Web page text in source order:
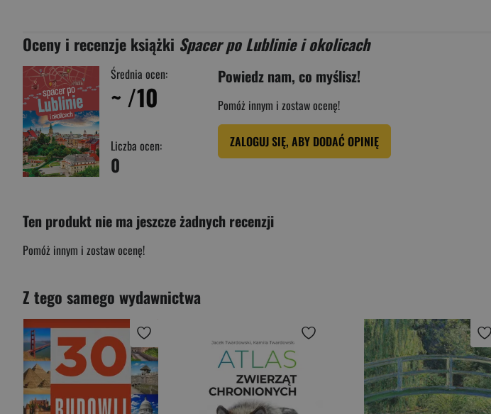
Oceny i recenzje książki Spacer po Lublinie i okolicach
Średnia ocen:
~ /10
Liczba ocen:
0
Powiedz nam, co myślisz!
Pomóż innym i zostaw ocenę!
ZALOGUJ SIĘ, ABY DODAĆ OPINIĘ
Ten produkt nie ma jeszcze żadnych recenzji
Pomóż innym i zostaw ocenę!
Z tego samego wydawnictwa